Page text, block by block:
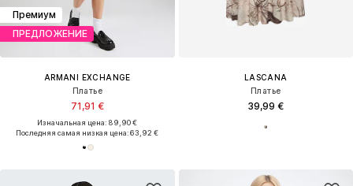
Премиум
ПРЕДЛОЖЕНИЕ
ARMANI EXCHANGE
Платье
71,91 €
Изначальная цена: 89,90 €
Последняя самая низкая цена:63,92 €
LASCANA
Платье
39,99 €